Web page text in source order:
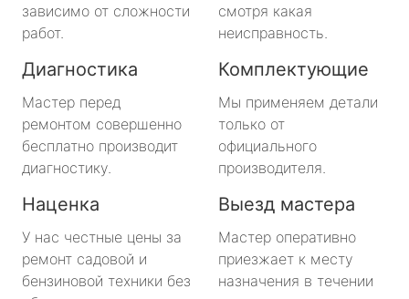
зависимо от сложности
работ.
смотря какая
неисправность.
Диагностика
Мастер перед
ремонтом совершенно
бесплатно производит
диагностику.
Комплектующие
Мы применяем детали
только от
официального
производителя.
Наценка
У нас честные цены за
ремонт садовой и
бензиновой техники без
Выезд мастера
Мастер оперативно
приезжает к месту
назначения в течении